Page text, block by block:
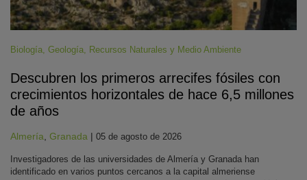
Biología Geología Recursos Naturales y Medio Ambiente
Descubren los primeros arrecifes fósiles con
crecimientos horizontales de hace 6,5 millones
de años
Almería Granada | 05 de agosto de 2026
Investigadores de las universidades de Almería y Granada han
identificado en varios puntos cercanos a la capital almeriense